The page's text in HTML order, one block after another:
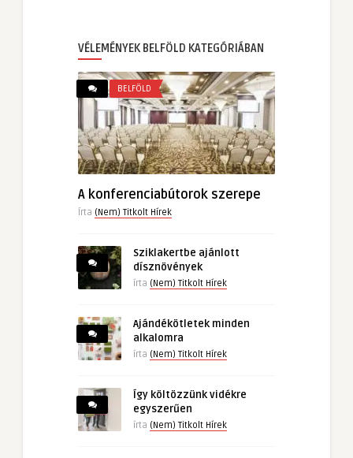
VÉLEMÉNYEK BELFÖLD KATEGÓRIÁBAN
BELFÖLD
A konferenciabútorok szerepe
Írta (Nem) Titkolt Hírek
Sziklakertbe ajánlott
dísznövények
írta (Nem) Titkolt Hírek
Ajándékötletek minden
alkalomra
írta (Nem) Titkolt Hírek
Így költözzünk vidékre
egyszerűen
írta (Nem) Titkolt Hírek